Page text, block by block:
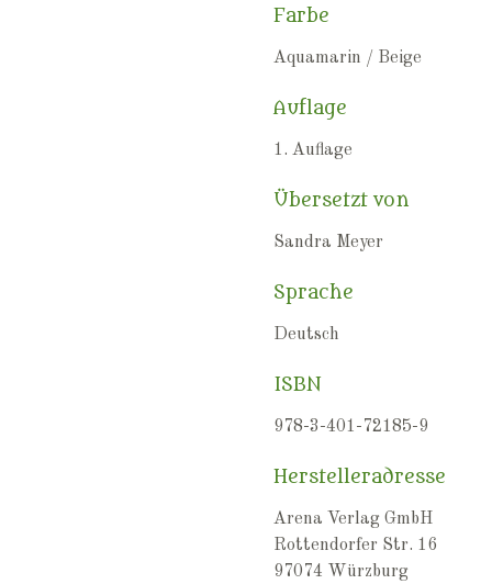
Farbe
Aquamarin / Beige
Auflage
1. Auflage
Übersetzt von
Sandra Meyer
Sprache
Deutsch
ISBN
978-3-401-72185-9
Herstelleradresse
Arena Verlag GmbH
Rottendorfer Str. 16
97074 Würzburg